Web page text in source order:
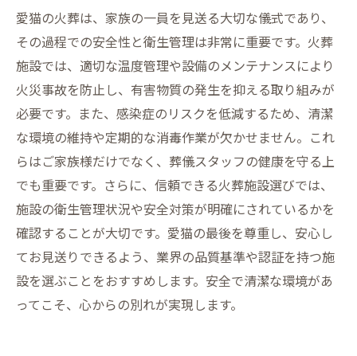
ペット火葬でのトラブルを防ぐためにご家族が
注意すべきこと
大切な愛猫を最後まで守るために安全性と衛生
管理は欠かせない
愛猫の火葬は、家族の一員を見送る大切な儀式であり、
その過程での安全性と衛生管理は非常に重要です。火葬
施設では、適切な温度管理や設備のメンテナンスにより
火災事故を防止し、有害物質の発生を抑える取り組みが
必要です。また、感染症のリスクを低減するため、清潔
な環境の維持や定期的な消毒作業が欠かせません。これ
らはご家族様だけでなく、葬儀スタッフの健康を守る上
でも重要です。さらに、信頼できる火葬施設選びでは、
施設の衛生管理状況や安全対策が明確にされているかを
確認することが大切です。愛猫の最後を尊重し、安心し
てお見送りできるよう、業界の品質基準や認証を持つ施
設を選ぶことをおすすめします。安全で清潔な環境があ
ってこそ、心からの別れが実現します。